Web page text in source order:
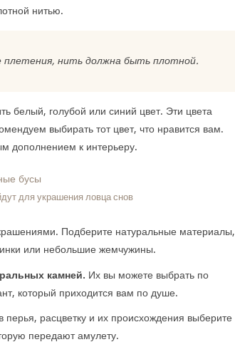
нитью.
плетения, нить должна быть плотной.
белый, голубой или синий цвет. Эти цвета
выбирать тот цвет, что нравится вам.
дополнением к интерьеру.
для украшения ловца снов
Подберите натуральные материалы,
или небольшие жемчужины.
камней. Их вы можете выбрать по
который приходится вам по душе.
расцветку и их происхождения выберите
передают амулету.